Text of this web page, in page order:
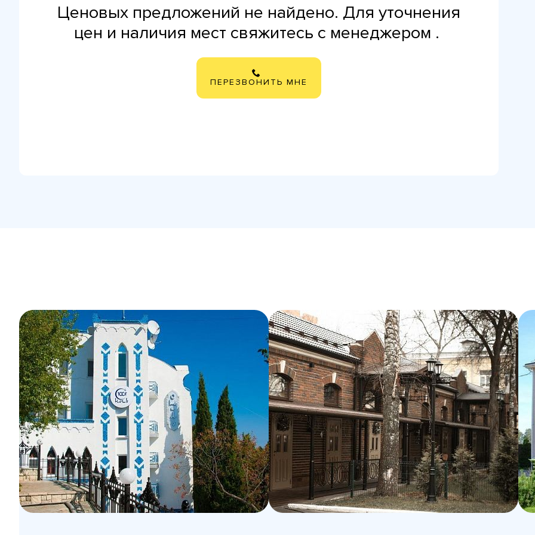
Ценовых предложений не найдено. Для уточнения
цен и наличия мест свяжитесь с менеджером .
ПЕРЕЗВОНИТЬ МНЕ